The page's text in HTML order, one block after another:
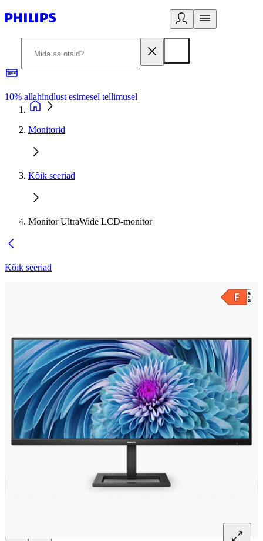
10% allahindlust esimesel tellimusel
Monitorid
Kõik seeriad
Monitor UltraWide LCD-monitor
Kõik seeriad